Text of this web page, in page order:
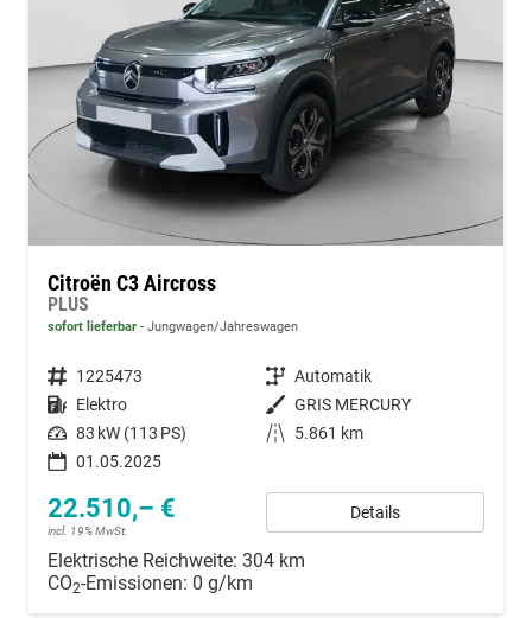
Citroën C3 Aircross
PLUS
sofort lieferbar Jungwagen/Jahreswagen
Fahrzeugnummer 1225473 Getriebe Automatik
Kraftstoff Elektro Außenfarbe GRIS MERCURY
Leistung 83 kW (113 PS) Kilometerstand
5.861 km
01.05.2025
22.510,– €
incl. 19% MwSt.
Details
Elektrische Reichweite: 304 km
CO2-Emissionen: 0 g/km